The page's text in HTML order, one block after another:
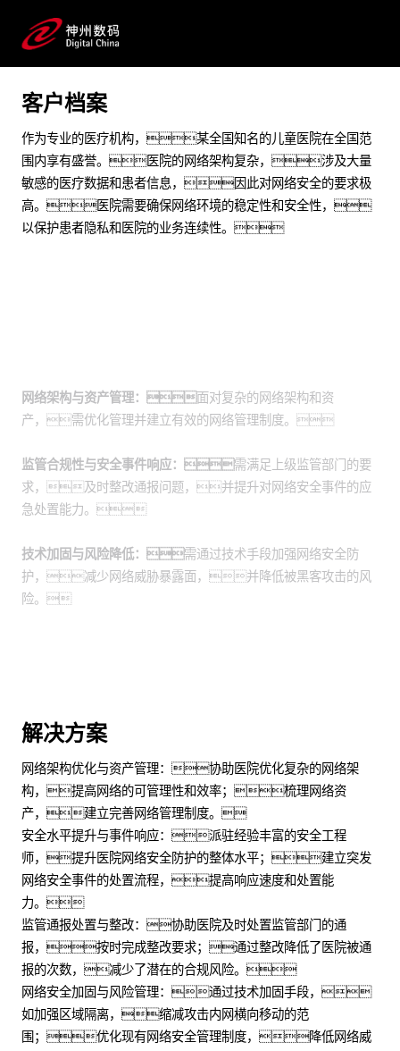
提升突发网络安全事件处置能力
客户档案
作为专业的医疗机构，某全国知名的儿童医院在全国范
围内享有盛誉。医院的网络架构复杂，涉及大量
敏感的医疗数据和患者信息，因此对网络安全的要求极
高。医院需要确保网络环境的稳定性和安全性，
以保护患者隐私和医院的业务连续性。
网络架构与资产管理：面对复杂的网络架构和资
产，需优化管理并建立有效的网络管理制度。
监管合规性与安全事件响应：需满足上级监管部门的要
求，及时整改通报问题，并提升对网络安全事件的应
急处置能力。
技术加固与风险降低：需通过技术手段加强网络安全防
护，减少网络威胁暴露面，并降低被黑客攻击的风
险。
解决方案
网络架构优化与资产管理：协助医院优化复杂的网络架
构，提高网络的可管理性和效率；梳理网络资
产，建立完善网络管理制度。
安全水平提升与事件响应：派驻经验丰富的安全工程
师，提升医院网络安全防护的整体水平；建立突发
网络安全事件的处置流程，提高响应速度和处置能
力。
监管通报处置与整改：协助医院及时处置监管部门的通
报，按时完成整改要求；通过整改降低了医院被通
报的次数，减少了潜在的合规风险。
网络安全加固与风险管理：通过技术加固手段，
如加强区域隔离，缩减攻击内网横向移动的范
围；优化现有网络安全管理制度，降低网络威